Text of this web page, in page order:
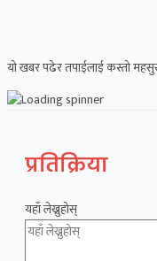
यो खबर पढेर तपाईलाई कस्तो
प्रतिक्रिया
यहाँ लेख्नुहोस्